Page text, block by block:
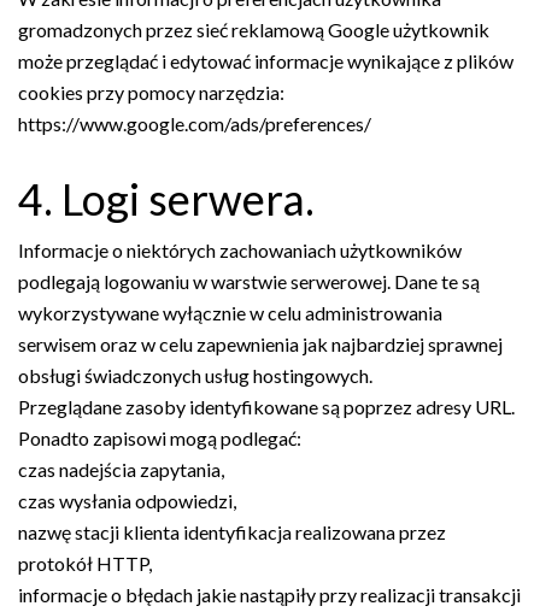
gromadzonych przez sieć reklamową Google użytkownik
może przeglądać i edytować informacje wynikające z plików
cookies przy pomocy narzędzia:
https://www.google.com/ads/preferences/
4. Logi serwera.
Informacje o niektórych zachowaniach użytkowników
podlegają logowaniu w warstwie serwerowej. Dane te są
wykorzystywane wyłącznie w celu administrowania
serwisem oraz w celu zapewnienia jak najbardziej sprawnej
obsługi świadczonych usług hostingowych.
Przeglądane zasoby identyfikowane są poprzez adresy URL.
Ponadto zapisowi mogą podlegać:
czas nadejścia zapytania,
czas wysłania odpowiedzi,
nazwę stacji klienta identyfikacja realizowana przez
protokół HTTP,
informacje o błędach jakie nastąpiły przy realizacji transakcji